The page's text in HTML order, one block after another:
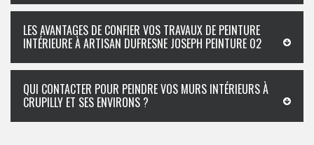
LES AVANTAGES DE CONFIER VOS TRAVAUX DE PEINTURE
INTÉRIEURE À ARTISAN DUFRESNE JOSEPH PEINTURE 02
QUI CONTACTER POUR PEINDRE VOS MURS INTÉRIEURS À
CRUPILLY ET SES ENVIRONS ?